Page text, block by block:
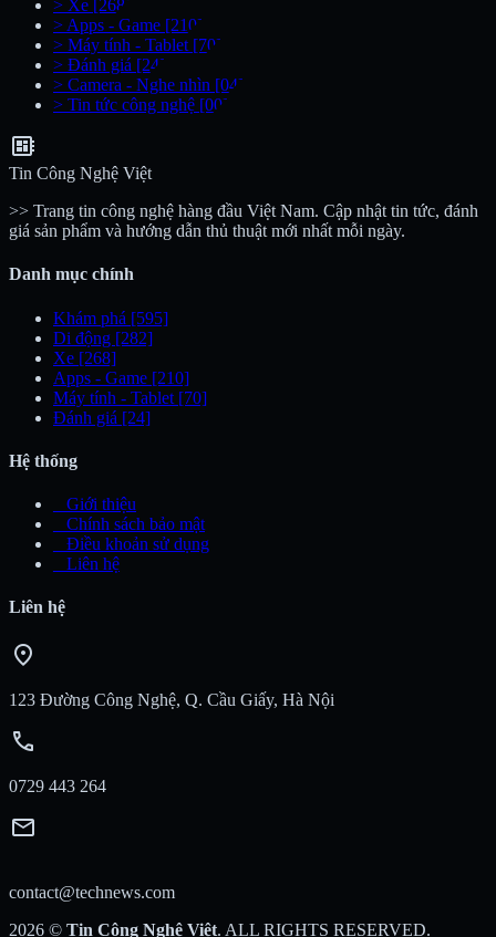
> Xe [268]
> Apps - Game [210]
> Máy tính - Tablet [70]
> Đánh giá [24]
> Camera - Nghe nhìn [04]
> Tin tức công nghệ [00]
developer_board
Tin Công Nghệ Việt
>> Trang tin công nghệ hàng đầu Việt Nam. Cập nhật tin tức, đánh
giá sản phẩm và hướng dẫn thủ thuật mới nhất mỗi ngày.
Danh mục chính
Khám phá [595]
Di động [282]
Xe [268]
Apps - Game [210]
Máy tính - Tablet [70]
Đánh giá [24]
Hệ thống
Giới thiệu
Chính sách bảo mật
Điều khoản sử dụng
Liên hệ
Liên hệ
location_on
123 Đường Công Nghệ, Q. Cầu Giấy, Hà Nội
call
0729 443 264
mail
contact@technews.com
2026 © Tin Công Nghệ Việt. ALL RIGHTS RESERVED.